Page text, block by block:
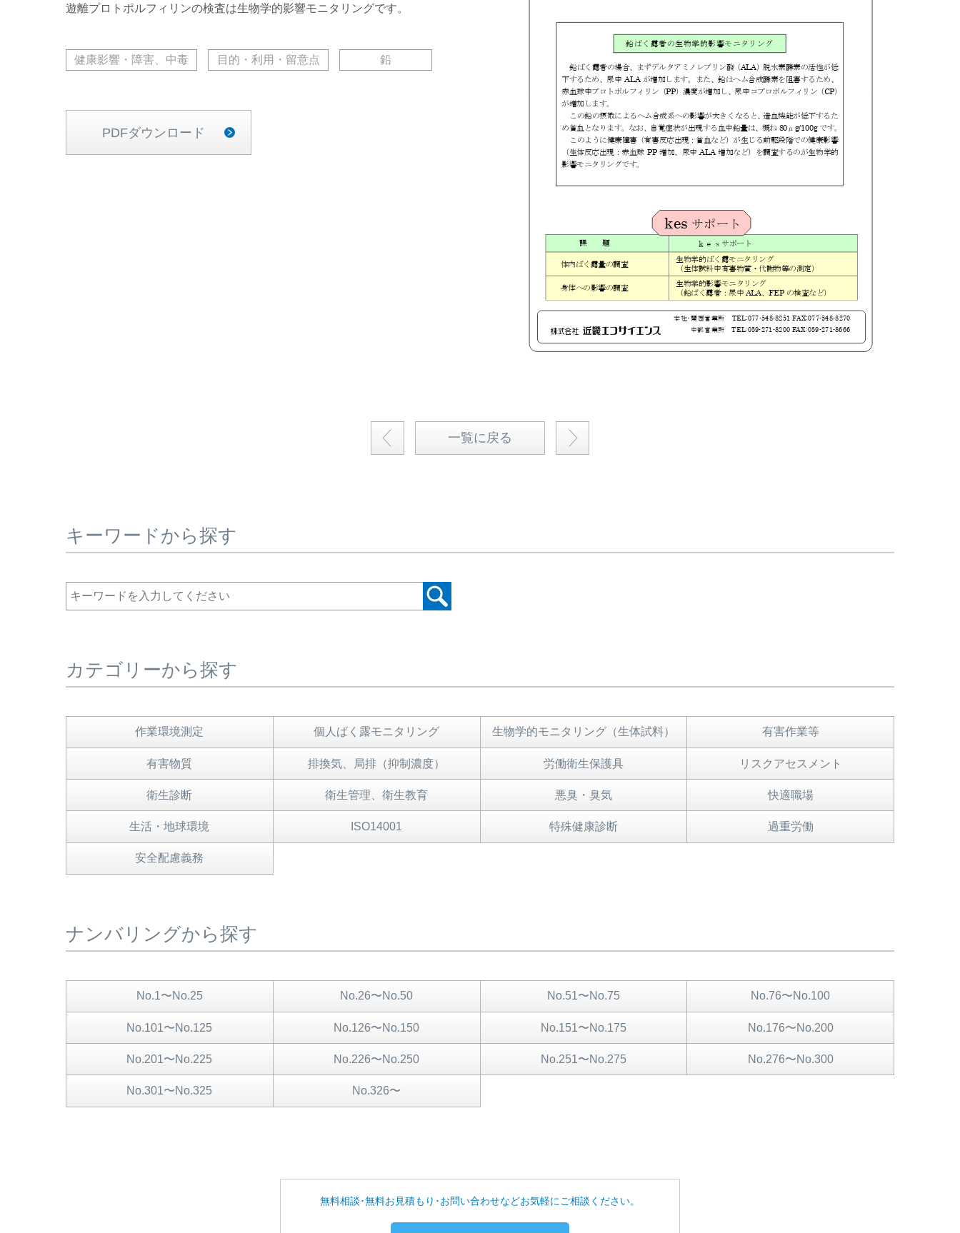
遊離プロトポルフィリンの検査は生物学的影響モニタリングです。
健康影響・障害、中毒 目的・利用・留意点 鉛
PDFダウンロード
一覧に戻る
キーワードから探す
カテゴリーから探す
作業環境測定 個人ばく露モニタリング 生物学的モニタリング（生体試料） 有害作業等
有害物質 排換気、局排（抑制濃度） 労働衛生保護具 リスクアセスメント
衛生診断 衛生管理、衛生教育 悪臭・臭気 快適職場
生活・地球環境 ISO14001 特殊健康診断 過重労働
安全配慮義務
ナンバリングから探す
No.1〜No.25 No.26〜No.50 No.51〜No.75 No.76〜No.100
No.101〜No.125 No.126〜No.150 No.151〜No.175 No.176〜No.200
No.201〜No.225 No.226〜No.250 No.251〜No.275 No.276〜No.300
No.301〜No.325 No.326〜
無料相談･無料お見積もり･お問い合わせなどお気軽にご相談ください。